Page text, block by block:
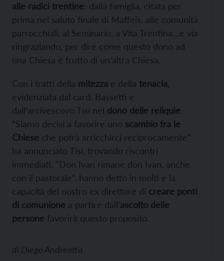
alle radici trentine: dalla famiglia, citata per
prima nel saluto finale di Maffeis, alle comunità
parrocchiali, al Seminario, a Vita Trentina…e via
ringraziando, per dire come questo dono ad
una Chiesa è frutto di un’altra Chiesa.
Con i tratti della mitezza e della tenacia
evidenziata dal card. Bassetti e
dall’arcivescovo Tisi nel dono delle reliquie.
“Siamo decisi a favorire uno scambio fra le
Chiese che potrà arricchirci reciprocamente”
ha annunciato Tisi, trovando riscontri
immediati. “Don Ivan rimane don Ivan, anche
con il pastorale”, hanno detto in molti e la
capacità del nostro ex direttore di creare ponti
di comunione a partire dall’ascolto delle
persone favorirà questo proposito.
di Diego Andreatta